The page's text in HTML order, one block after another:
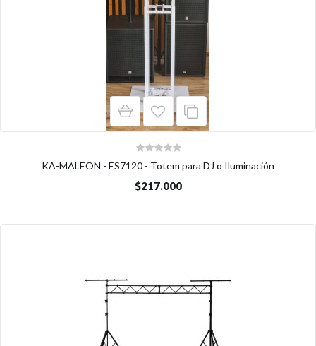
KA-MALEON - ES7120 - Totem para DJ o Iluminación
$217.000